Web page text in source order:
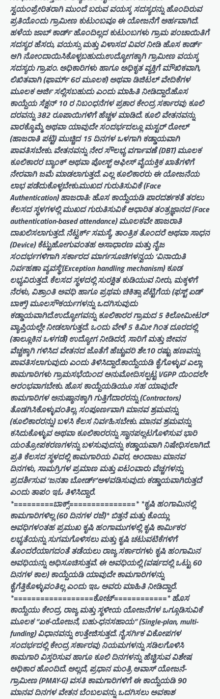
ಸ್ವಯಂಪ್ರೇರಿತರಾಗಿ ಮುಂದೆ ಬರುವ ವಯಸ್ಕ ಸದಸ್ಯರನ್ನು ಹೊಂದಿರುವ
ಪ್ರತಿಯೊಂದು ಗ್ರಾಮೀಣ ಕುಟುಂಬವೂ ಈ ಯೋಜನೆಗೆ ಅರ್ಹವಾಗಿದೆ.
ಹಳೆಯ ಜಾಬ್ ಕಾರ್ಡ್ ಹೊಂದಿಲ್ಲದ ಕುಟುಂಬಗಳು ಗ್ರಾಮ ಪಂಚಾಯಿತಿಗೆ
ಸದಸ್ಯರ ಹೆಸರು, ವಯಸ್ಸು ಮತ್ತು ವಿಳಾಸದ ವಿವರ ನೀಡಿ ಹೊಸ ಕಾರ್ಡ್
ಆಗಿ ನೋಂದಾಯಿಸಿಕೊಳ್ಳಬಹುದು.ಉದ್ಯೋಗಕ್ಕಾಗಿ ಗ್ರಾಮೀಣ ವಯಸ್ಕ
ಸದಸ್ಯರು ಗ್ರಾ.ಪಂ. ಅಧಿಕಾರಿಗಳು ಹಾಗೂ ಅಧಿಕೃತ ವ್ಯಕ್ತಿಗೆ ಮೌಖಿಕವಾಗಿ,
ಲಿಖಿತವಾಗಿ (ಫಾರ್ಮ್ 6ರ ಮೂಲಕ) ಅಥವಾ ಡಿಜಿಟಲ್ ವೇದಿಕೆಗಳ
ಮೂಲಕ ಅರ್ಜಿ ಸಲ್ಲಿಸಬಹುದು ಎಂದು ಮಾಹಿತಿ ನೀಡಿದ್ದಾರೆ.ಹೊಸ
ಕಾಯ್ದೆಯ ಸೆಕ್ಷನ್ 10 ರ ನಿಬಂಧನೆಗಳ ಪ್ರಕಾರ ಕೇಂದ್ರ ಸರ್ಕಾರವು ಕೂಲಿ
ದರವನ್ನು 382 ರೂಪಾಯಿಗಳಿಗೆ ಹೆಚ್ಚಳ ಮಾಡಿದೆ. ಕೂಲಿ ವೇತನವನ್ನು
ವಾರಕ್ಕೊಮ್ಮೆ ಅಥವಾ ಯಾವುದೇ ಸಂದರ್ಭದಲ್ಲೂ ಮಸ್ಟರ್ ರೋಲ್
(ಹಾಜರಾತಿ ಪಟ್ಟಿ) ಮುಚ್ಚಿದ 15 ದಿನಗಳ ಒಳಗಾಗಿ ಕಡ್ಡಾಯವಾಗಿ
ಪಾವತಿಸಬೇಕು. ವೇತನವನ್ನು ನೇರ ಸೌಲಭ್ಯ ವರ್ಗಾವಣೆ (DBT) ಮೂಲಕ
ಕೂಲಿಕಾರರ ಬ್ಯಾಂಕ್ ಅಥವಾ ಪೋಸ್ಟ್ ಆಫೀಸ್ ವೈಯಕ್ತಿಕ ಖಾತೆಗಳಿಗೆ
ನೇರವಾಗಿ ಜಮೆ ಮಾಡಲಾಗುತ್ತದೆ. ಎಲ್ಲ ಕೂಲಿಕಾರರು ಈ ಯೋಜನೆಯ
ಲಾಭ ಪಡೆದುಕೊಳ್ಳಬೇಕು.ಮುಖದ ಗುರುತಿಸುವಿಕೆ (Face
Authentication) ಹಾಜರಾತಿ: ಹೊಸ ಕಾಯ್ದೆಯಡಿ ಪಾರದರ್ಶಕತೆ ತರಲು
ಕೆಲಸದ ಸ್ಥಳಗಳಲ್ಲಿ ಮುಖದ ಗುರುತಿಸುವಿಕೆ ಆಧಾರಿತ ತಂತ್ರಜ್ಞಾನದ (Face
authentication-based attendance) ಮೂಲಕವೇ ಹಾಜರಾತಿ
ದಾಖಲಿಸಲಾಗುತ್ತದೆ. ನೆಟ್ವರ್ಕ್ ಸಮಸ್ಯೆ, ತಾಂತ್ರಿಕ ತೊಂದರೆ ಅಥವಾ ಸಾಧನ
(Device) ಕೆಟ್ಟುಹೋಗುವಂತಹ ಅಸಾಧಾರಣ ಮತ್ತು ನೈಜ
ಸಂದರ್ಭಗಳಿಗಾಗಿ ಸರ್ಕಾರದ ಮಾರ್ಗಸೂಚಿಗಳನ್ವಯ ‘ವಿನಾಯಿತಿ
ನಿರ್ವಹಣಾ ವ್ಯವಸ್ಥೆ’(Exception handling mechanism) ಕೂಡ
ಲಭ್ಯವಿರುತ್ತದೆ. ಕೆಲಸದ ಸ್ಥಳದಲ್ಲಿ ಸುರಕ್ಷಿತ ಕುಡಿಯುವ ನೀರು, ಮಕ್ಕಳಿಗೆ
ನೆರಳು, ವಿಶ್ರಾಂತಿ ಅವಧಿ ಹಾಗೂ ಪ್ರಥಮ ಚಿಕಿತ್ಸಾ ಪೆಟ್ಟಿಗೆಯ (ಫಸ್ಟ್ ಏಡ್
ಬಾಕ್ಸ್) ಮೂಲಸೌಕರ್ಯಗಳನ್ನು ಒದಗಿಸುವುದು
ಕಡ್ಡಾಯವಾಗಿದೆ.ಉದ್ಯೋಗವನ್ನು ಕೂಲಿಕಾರರ ಗ್ರಾಮದ 5 ಕಿಲೋಮೀಟರ್
ವ್ಯಾಪ್ತಿಯಲ್ಲೇ ನೀಡಲಾಗುತ್ತದೆ. ಒಂದು ವೇಳೆ 5 ಕಿ.ಮೀ ಗಿಂತ ದೂರದಲ್ಲಿ
(ತಾಲ್ಲೂಕಿನ ಒಳಗಡೆ) ಉದ್ಯೋಗ ನೀಡಿದರೆ, ಸಾರಿಗೆ ಮತ್ತು ಜೀವನ
ವೆಚ್ಚಕ್ಕಾಗಿ ಗಳಿಸಿದ ವೇತನದ ಜೊತೆಗೆ ಹೆಚ್ಚುವರಿ ಶೇ.10 ರಷ್ಟು ಹಣವನ್ನು
ಪಾವತಿಸಲಾಗುವುದು ಎಂದು ತಿಳಿಸಿದ್ದಾರೆ.ಕಾಯ್ದೆಯಡಿ ಕೈಗೊಳ್ಳುವ ಎಲ್ಲಾ
ಕಾಮಗಾರಿಗಳು ಗ್ರಾಮಸಭೆಯಿಂದ ಅನುಮೋದಿಸಲ್ಪಟ್ಟ VGPP ಯಿಂದಲೇ
ಆರಂಭವಾಗಬೇಕು. ಹೊಸ ಕಾಯ್ದೆಯಡಿಯೂ ಸಹ ಯಾವುದೇ
ಕಾಮಗಾರಿಗಳ ಅನುಷ್ಠಾನಕ್ಕಾಗಿ ಗುತ್ತಿಗೆದಾರರನ್ನು (Contractors)
ತೊಡಗಿಸಿಕೊಳ್ಳುವಂತಿಲ್ಲ. ಸಂಪೂರ್ಣವಾಗಿ ಮಾನವ ಶ್ರಮವನ್ನು
(ಕೂಲಿಕಾರರನ್ನು) ಬಳಸಿ ಕೆಲಸ ನಿರ್ವಹಿಸಬೇಕು. ಮಾನವ ಶ್ರಮವನ್ನು
ಕಸಿದುಕೊಳ್ಳುವ ಅಥವಾ ಕೂಲಿಕಾರರನ್ನು ಸ್ಥಾನಪಲ್ಲಟಗೊಳಿಸುವ ಭಾರಿ
ಯಂತ್ರೋಪಕರಣಗಳನ್ನು ಬಳಸುವುದನ್ನು ಕಡ್ಡಾಯವಾಗಿ ನಿಷೇಧಿಸಲಾಗಿದೆ.
ಪ್ರತಿ ಕೆಲಸದ ಸ್ಥಳದಲ್ಲಿ ಕಾಮಗಾರಿಯ ವಿವರ, ಅಂದಾಜು ಮಾನವ
ದಿನಗಳು, ಸಾಮಗ್ರಿಗಳ ಪ್ರಮಾಣ ಮತ್ತು ಐಟಂವಾರು ವೆಚ್ಚಗಳನ್ನು
ಪ್ರದರ್ಶಿಸುವ ‘ಜನತಾ ಬೋರ್ಡ್’ಅಳವಡಿಸುವುದು ಕಡ್ಡಾಯವಾಗಿರುತ್ತದೆ
ಎಂದು ತಾಪಂ ಇಓ ತಿಳಿಸಿದ್ದಾರೆ.
*=========ಬಾಕ್ಸ್===============* *ಕೃಷಿ ಹಂಗಾಮಿನಲ್ಲಿ
ಕಾಮಗಾರಿಗಳಿಲ್ಲ (60 ದಿನಗಳ ರಜೆ)* ಬಿತ್ತನೆ ಮತ್ತು ಕೊಯ್ಲು
ಅವಧಿಗಳಂತಹ ಪ್ರಮುಖ ಕೃಷಿ ಹಂಗಾಮುಗಳಲ್ಲಿ ಕೃಷಿ ಕಾರ್ಮಿಕರ
ಲಭ್ಯತೆಯನ್ನು ಸುಗಮಗೊಳಿಸಲು ಮತ್ತು ಕೃಷಿ ಚಟುವಟಿಕೆಗಳಿಗೆ
ತೊಂದರೆಯಾಗದಂತೆ ತಡೆಯಲು ರಾಜ್ಯ ಸರ್ಕಾರಗಳು ಕೃಷಿ ಹಂಗಾಮಿನ
ಅವಧಿಯನ್ನು ಅಧಿಸೂಚಿಸುತ್ತವೆ. ಈ ಅವಧಿಯಲ್ಲಿ (ವರ್ಷದಲ್ಲಿ ಒಟ್ಟು 60
ದಿನಗಳ ಕಾಲ) ಕಾಯ್ದೆಯಡಿ ಯಾವುದೇ ಕಾಮಗಾರಿಗಳನ್ನು
ಕೈಗೆತ್ತಿಕೊಳ್ಳುವಂತಿಲ್ಲ ಎಂದು ಇಒ ಅವರು ಮಾಹಿತಿ ನೀಡಿದ್ದಾರೆ.
*==================ಕೋಟ್============* ಹೊಸ
ಕಾಯ್ದೆಯು ಕೇಂದ್ರ, ರಾಜ್ಯ ಮತ್ತು ಸ್ಥಳೀಯ ಯೋಜನೆಗಳ ಒಗ್ಗೂಡಿಸುವಿಕೆ
ಮೂಲಕ “ಏಕ-ಯೋಜನೆ, ಬಹು-ಧನಸಹಾಯ” (Single-plan, multi-
funding) ವಿಧಾನವನ್ನು ಉತ್ತೇಜಿಸುತ್ತದೆ. ನೈಸರ್ಗಿಕ ವಿಕೋಪಗಳ
ಸಂದರ್ಭದಲ್ಲಿ ಕೇಂದ್ರ ಸರ್ಕಾರವು ನಿಯಮಗಳನ್ನು ಸಡಿಲಗೊಳಿಸಿ
ಕಾಮಗಾರಿ ವಿಸ್ತರಿಸುವ ಹಾಗೂ ಕೂಲಿ ದಿನಗಳನ್ನು ಹೆಚ್ಚಿಸುವ ವಿಶೇಷ
ಅಧಿಕಾರ ಹೊಂದಿದೆ. ಅಲ್ಲದೆ, ಪ್ರಧಾನ ಮಂತ್ರಿ ಆವಾಸ್ ಯೋಜನೆ-
ಗ್ರಾಮೀಣ (PMAY-G) ವಸತಿ ಕಾಮಗಾರಿಗಳಿಗೆ ಈ ಕಾಯ್ದೆಯಡಿ 90
ಮಾನವ ದಿನಗಳ ವೇತನ ಬೆಂಬಲವನ್ನು ಒದಗಿಸಲು ಅವಕಾಶ